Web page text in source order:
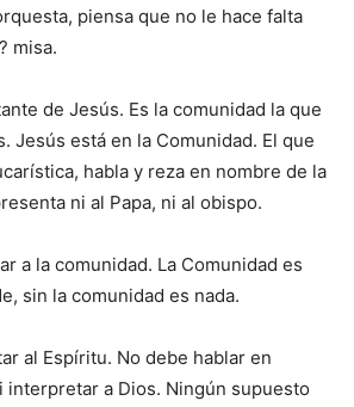
piensa que no le hace falta
misa.
de Jesús. Es la comunidad la que
Jesús está en la Comunidad. El que
habla y reza en nombre de la
ni al Papa, ni al obispo.
a la comunidad. La Comunidad es
sin la comunidad es nada.
al Espíritu. No debe hablar en
interpretar a Dios. Ningún supuesto